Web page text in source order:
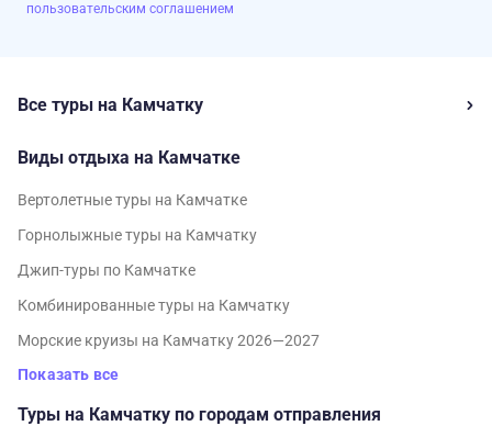
пользовательским соглашением
Все туры на Камчатку
Виды отдыха на Камчатке
Вертолетные туры на Камчатке
Горнолыжные туры на Камчатку
Джип-туры по Камчатке
Комбинированные туры на Камчатку
Морские круизы на Камчатку 2026—2027
Показать все
Туры на Камчатку по городам отправления